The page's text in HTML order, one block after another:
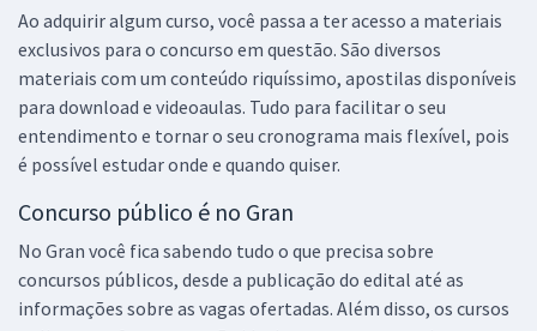
Ao adquirir algum curso, você passa a ter acesso a materiais
exclusivos para o concurso em questão. São diversos
materiais com um conteúdo riquíssimo, apostilas disponíveis
para download e videoaulas. Tudo para facilitar o seu
entendimento e tornar o seu cronograma mais flexível, pois
é possível estudar onde e quando quiser.
Concurso público é no Gran
No Gran você fica sabendo tudo o que precisa sobre
concursos públicos, desde a publicação do edital até as
informações sobre as vagas ofertadas. Além disso, os cursos